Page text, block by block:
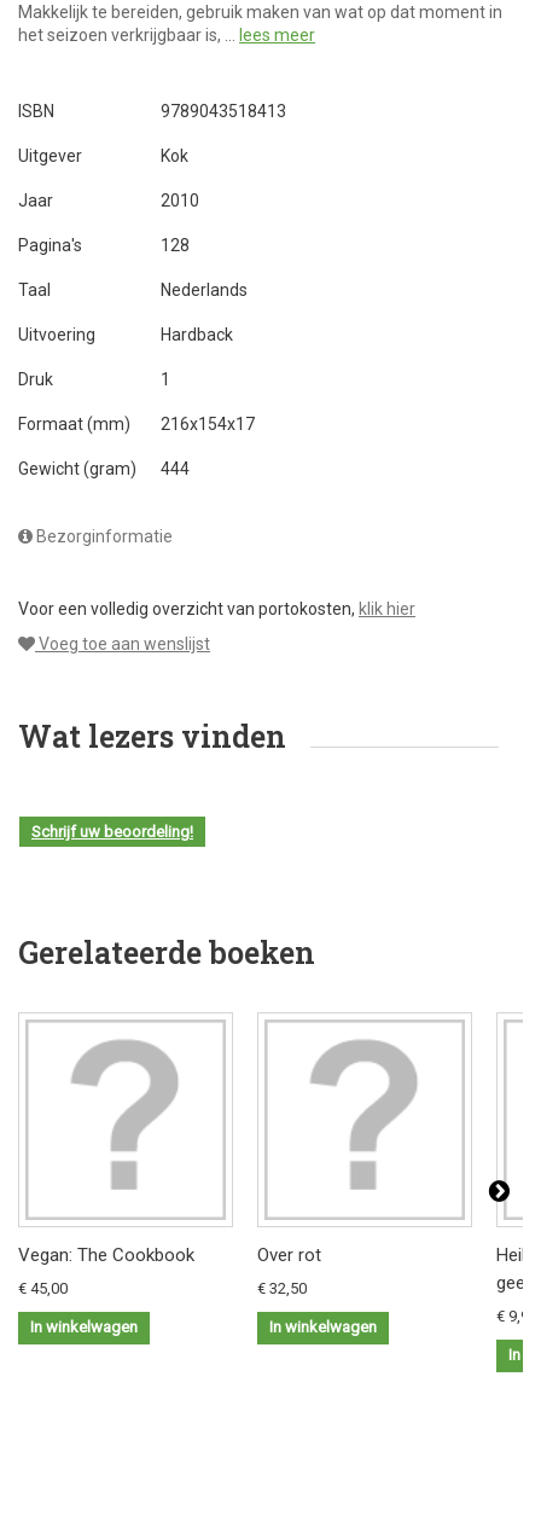
Makkelijk te bereiden, gebruik maken van wat op dat moment in
het seizoen verkrijgbaar is, …
lees meer
ISBN 9789043518413
Uitgever Kok
Jaar 2010
Pagina's 128
Taal Nederlands
Uitvoering Hardback
Druk 1
Formaat (mm) 216x154x17
Gewicht (gram) 444
Bezorginformatie
Voor een volledig overzicht van portokosten, klik hier
Voeg toe aan wenslijst
Wat lezers vinden
Schrijf uw beoordeling!
Gerelateerde boeken
Vegan: The Cookbook
€ 45,00
In winkelwagen
Over rot
€ 32,50
In winkelwagen
€ 9,95
In